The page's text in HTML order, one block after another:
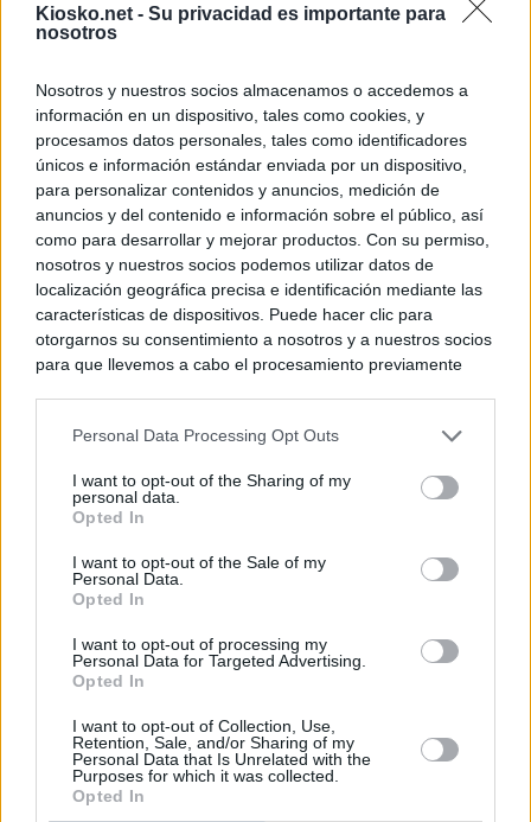
Kiosko.net - Su privacidad es importante para
nosotros
Nosotros y nuestros socios almacenamos o accedemos a
información en un dispositivo, tales como cookies, y
procesamos datos personales, tales como identificadores
únicos e información estándar enviada por un dispositivo,
para personalizar contenidos y anuncios, medición de
anuncios y del contenido e información sobre el público, así
como para desarrollar y mejorar productos. Con su permiso,
nosotros y nuestros socios podemos utilizar datos de
localización geográfica precisa e identificación mediante las
características de dispositivos. Puede hacer clic para
otorgarnos su consentimiento a nosotros y a nuestros socios
para que llevemos a cabo el procesamiento previamente
negar su consentimiento. Tenga en cuenta que algún
de su consentimiento, pero usted tiene el derecho de
rechazar tal procesamiento. Sus preferencias se aplicarán
cualquier momento entrando de nuevo en este sitio web o
visitando nuestra política de privacidad.
Personal Data Processing Opt Outs
I want to opt-out of the Sharing of my
personal data.
Opted In
I want to opt-out of the Sale of my
Personal Data.
Opted In
I want to opt-out of processing my
Personal Data for Targeted Advertising.
Opted In
I want to opt-out of Collection, Use,
Retention, Sale, and/or Sharing of my
Personal Data that Is Unrelated with the
Purposes for which it was collected.
Opted In